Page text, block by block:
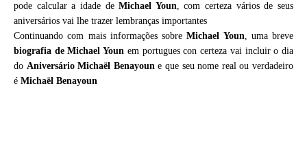
pode calcular a idade deMichael Youn, com certeza vários de seus
aniversários vai lhe trazer lembranças importantes
Continuando com mais informações sobreMichael Youn, uma breve
biografia deMichael Youn em portugues con certeza vai incluir o dia
do Aniversário Michaël Benayoune que seu nome real ou verdadeiro
é Michaël Benayoun